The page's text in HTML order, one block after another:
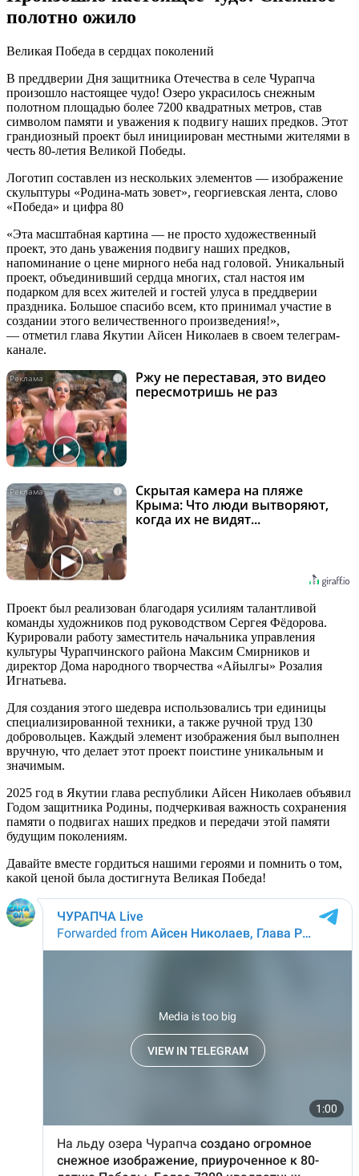
полотно ожило
Великая Победа в сердцах поколений
В преддверии Дня защитника Отечества в селе Чурапча
произошло настоящее чудо! Озеро украсилось снежным
полотном площадью более 7200 квадратных метров, став
символом памяти и уважения к подвигу наших предков. Этот
грандиозный проект был инициирован местными жителями в
честь 80-летия Великой Победы.
Логотип составлен из нескольких элементов — изображение
скульптуры «Родина-мать зовет», георгиевская лента, слово
«Победа» и цифра 80
«Эта масштабная картина — не просто художественный
проект, это дань уважения подвигу наших предков,
напоминание о цене мирного неба над головой. Уникальный
проект, объединивший сердца многих, стал настоя им
подарком для всех жителей и гостей улуса в преддверии
праздника. Большое спасибо всем, кто принимал участие в
создании этого величественного произведения!»,
— отметил глава Якутии Айсен Николаев в своем телеграм-
канале.
i
Ржу не переставая, это видео
пересмотришь не раз
i
Скрытая камера на пляже
Крыма: Что люди вытворяют,
когда их не видят...
Проект был реализован благодаря усилиям талантливой
команды художников под руководством Сергея Фёдорова.
Курировали работу заместитель начальника управления
культуры Чурапчинского района Максим Смирников и
директор Дома народного творчества «Айылгы» Розалия
Игнатьева.
Для создания этого шедевра использовались три единицы
специализированной техники, а также ручной труд 130
добровольцев. Каждый элемент изображения был выполнен
вручную, что делает этот проект поистине уникальным и
значимым.
2025 год в Якутии глава республики Айсен Николаев объявил
Годом защитника Родины, подчеркивая важность сохранения
памяти о подвигах наших предков и передачи этой памяти
будущим поколениям.
Давайте вместе гордиться нашими героями и помнить о том,
какой ценой была достигнута Великая Победа!